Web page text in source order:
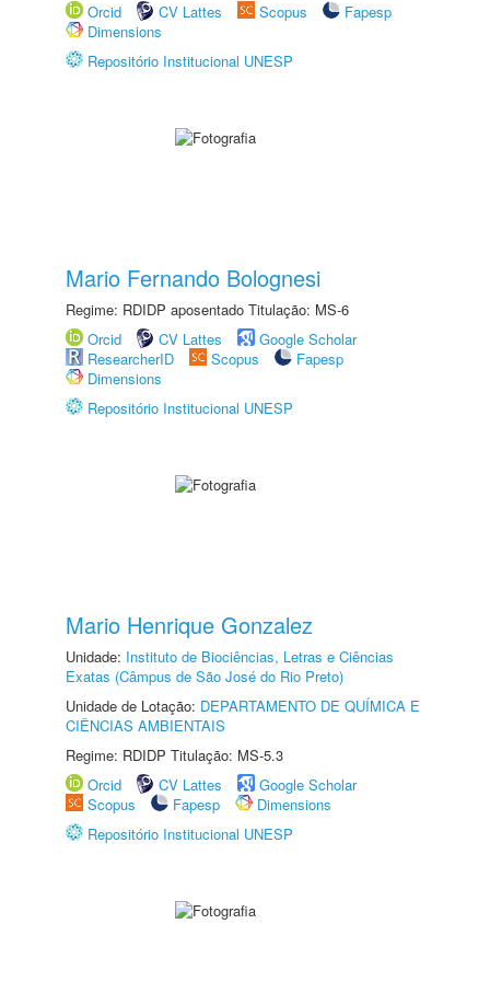
Orcid
CV Lattes Scopus
Fapesp
Dimensions
Repositório Institucional UNESP
Mario Fernando Bolognesi
Regime: RDIDP aposentado Titulação: MS-6
Orcid
CV Lattes
Google Scholar
ResearcherID
Scopus
Fapesp
Dimensions
Repositório Institucional UNESP
Mario Henrique Gonzalez
Unidade: Instituto de Biociências, Letras e Ciências
Exatas (Câmpus de São José do Rio Preto)
Unidade de Lotação: DEPARTAMENTO DE QUÍMICA E
CIÊNCIAS AMBIENTAIS
Regime: RDIDP Titulação: MS-5.3
Orcid
CV Lattes
Google Scholar
Scopus
Fapesp
Dimensions
Repositório Institucional UNESP